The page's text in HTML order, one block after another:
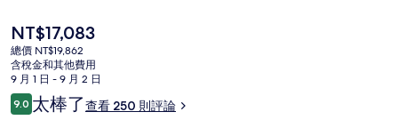
目
前
的
價
格
是
NT$17,083
總價 NT$19,862
含稅金和其他費用
9 月 1 日 - 9 月 2 日
評
論
9.09.0 分，滿分 10 分，
太棒了查看 250 則評論